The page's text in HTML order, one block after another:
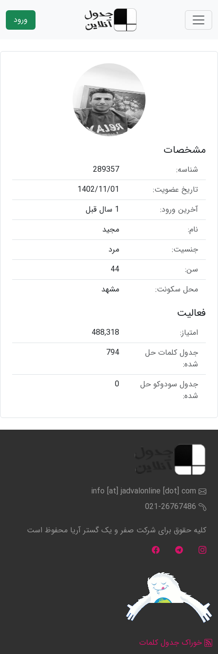
ورود
مشخصات
شناسه:
289357
تاریخ عضویت:
1402/11/01
آخرین ورود:
1 سال قبل
نام:
مجید
جنسیت:
مرد
سن:
44
محل سکونت:
مشهد
فعالیت
امتیاز:
488,318
جدول کلمات حل
شده:
794
جدول سودوکو حل
شده:
0
info [at] jadvalonline [dot] com
021-26767486
کلیه حقوق برای شرکت صفر و یک گستر آریا محفوظ است
خوراک جدول کلمات